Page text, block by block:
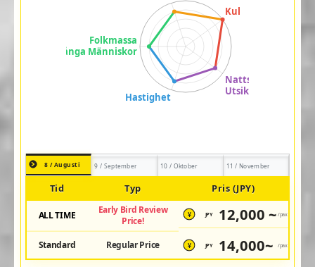
8 / Augusti 9 / September 10 / Oktober 11 / November
Tid Typ Pris (JPY)
ALL TIME
Early Bird Review
Price!
¥ JPY 12,000 ~ /pax
Standard Regular Price ¥ JPY 14,000~ /pax